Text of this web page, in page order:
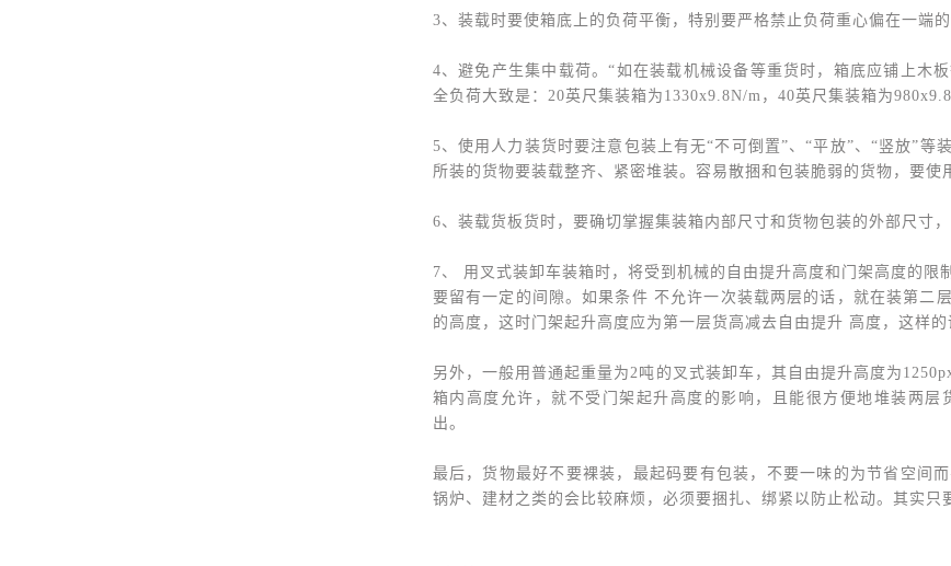
3、装载时要使箱底上的负荷平衡，特别要严格禁止负荷重心偏在一端的
4、避免产生集中载荷。“如在装载机械设备等重货时，箱底应铺上木
全负荷大致是：20英尺集装箱为1330x9.8N/m，40英尺集装箱为
5、使用人力装货时要注意包装上有无“不可倒置”、“平放”、“竖放”
所装的货物要装载整齐、紧密堆装。容易散捆和包装脆弱的货物，要使
6、装载货板货时，要确切掌握集装箱内部尺寸和货物包装的外部尺寸
7、 用叉式装卸车装箱时，将受到机械的自由提升高度和门架高度的
要留有一定的间隙。如果条件 不允许一次装载两层的话，就在装第二
的高度，这时门架起升高度应为第一层货高减去自由提升 高度，这样
另外，一般用普通起重量为2吨的叉式装卸车，其自由提升高度为
箱内高度允许，就不受门架起升高度的影响，且能很方便地堆装两
出。
最后，货物最好不要裸装，最起码要有包装，不要一味的为节省空间
锅炉、建材之类的会比较麻烦，必须要捆扎、绑紧以防止松动。其实只